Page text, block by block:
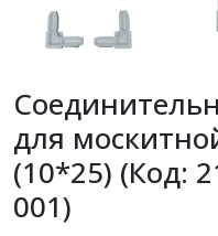
для
(10*25) (Код:
001)